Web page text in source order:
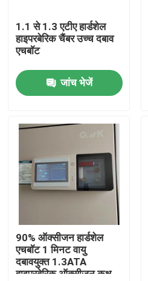
हमारे बारे में
कारखाना भ्रमण
गुणवत्ता नियंत्रण
1.1 से 1.3 एटीए हार्डशेल
हाइपरबेरिक चैंबर उच्च दबाव
एचबॉट
जांच भेजें
90% ऑक्सीजन हार्डशेल
एचबॉट 1 मिनट वायु
दबावयुक्त 1.3ATA
हाइपरबेरिक ऑक्सीजन कक्ष